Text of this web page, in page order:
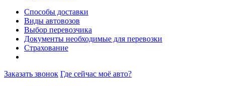
Способы доставки
Виды автовозов
Выбор перевозчика
Документы необходимые для перевозки
Страхование
Заказать звонок Где сейчас моё авто?